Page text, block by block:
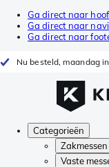
Ga direct naar
Ga direct naar
Ga direct naar
Nu besteld, maandag
Categorieën
Zakmessen
Vaste